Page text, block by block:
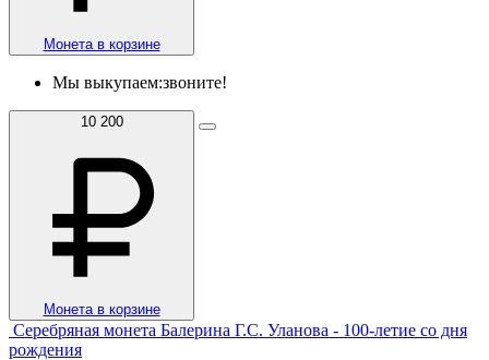
Монета в корзине
Мы выкупаем:звоните!
10 200
Монета в корзине
Серебряная монета Балерина Г.С. Уланова - 100-летие со дня
рождения